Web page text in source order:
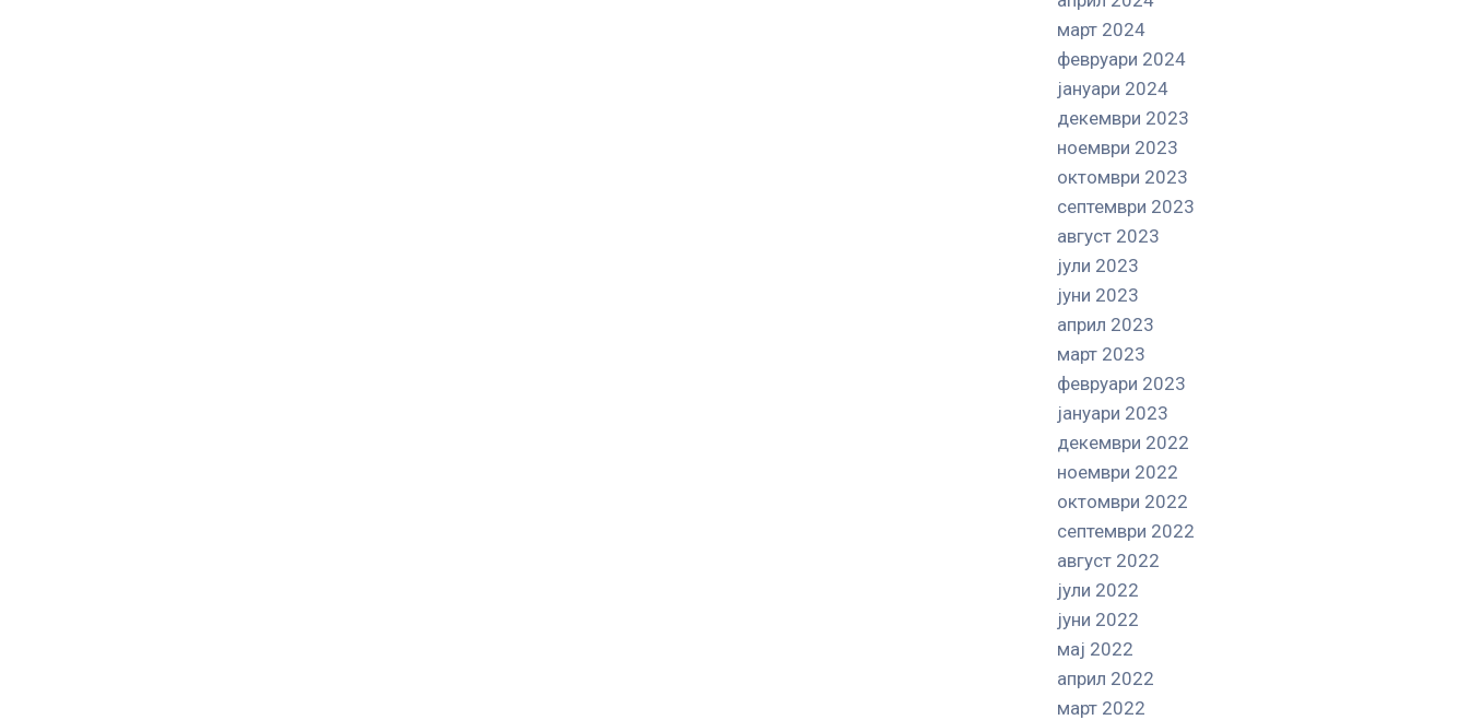
март 2024
февруари 2024
јануари 2024
декември 2023
ноември 2023
октомври 2023
септември 2023
август 2023
јули 2023
јуни 2023
април 2023
март 2023
февруари 2023
јануари 2023
декември 2022
ноември 2022
октомври 2022
септември 2022
август 2022
јули 2022
јуни 2022
мај 2022
април 2022
март 2022